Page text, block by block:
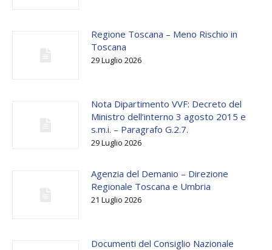
Regione Toscana – Meno Rischio in
Toscana
29 Luglio 2026
Nota Dipartimento VVF: Decreto del
Ministro dell’interno 3 agosto 2015 e
s.m.i. – Paragrafo G.2.7.
29 Luglio 2026
Agenzia del Demanio – Direzione
Regionale Toscana e Umbria
21 Luglio 2026
Documenti del Consiglio Nazionale